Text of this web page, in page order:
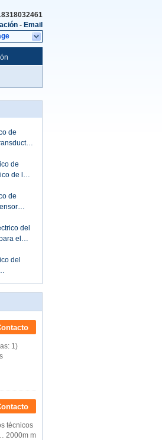
- Email
de
de
de los
de
del
el
del
1)
técnicos
2000m m